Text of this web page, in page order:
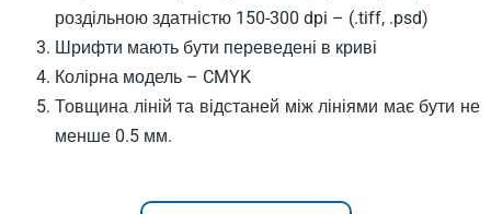
роздільною здатністю 150-300 dpi – (.tiff, .psd)
Шрифти мають бути переведені в криві
Колірна модель – CMYK
Товщина ліній та відстаней між лініями має бути не
менше 0.5 мм.